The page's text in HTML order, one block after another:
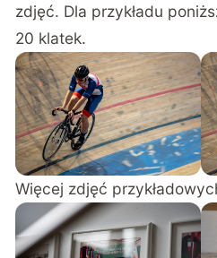
zdjęć. Dla przykładu
20 klatek.
Więcej zdjęć